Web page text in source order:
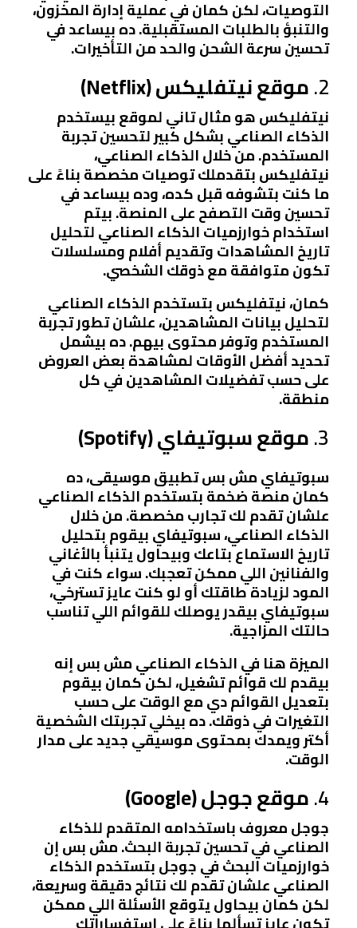
التوصيات، لكن كمان في عملية إدارة المخزون،
والتنبؤ بالطلبات المستقبلية. ده بيساعد في
تحسين سرعة الشحن والحد من التأخيرات.
2. موقع نيتفليكس (Netflix)
نيتفليكس هو مثال تاني لموقع بيستخدم
الذكاء الصناعي بشكل كبير لتحسين تجربة
المستخدم. من خلال الذكاء الصناعي،
نيتفليكس بتقدملك توصيات مخصصة بناءً على
ما كنت بتشوفه قبل كده، وده بيساعد في
تحسين وقت التصفح على المنصة. بيتم
استخدام خوارزميات الذكاء الصناعي لتحليل
تاريخ المشاهدات وتقديم أفلام ومسلسلات
تكون متوافقة مع ذوقك الشخصي.
كمان، نيتفليكس بتستخدم الذكاء الصناعي
لتحليل بيانات المشاهدين، علشان تطور تجربة
المستخدم وتوفر محتوى بيهم. ده بيشمل
تحديد أفضل الأوقات لمشاهدة بعض العروض
على حسب تفضيلات المشاهدين في كل
منطقة.
3. موقع سبوتيفاي (Spotify)
سبوتيفاي مش بس تطبيق موسيقى، ده
كمان منصة ضخمة بتستخدم الذكاء الصناعي
علشان تقدم لك تجارب مخصصة. من خلال
الذكاء الصناعي، سبوتيفاي بيقوم بتحليل
تاريخ الاستماع بتاعك وبيحاول يتنبأ بالأغاني
والفنانين اللي ممكن تعجبك. سواء كنت في
المود لزيادة طاقتك أو لو كنت عايز تسترخي،
سبوتيفاي بيقدر يوصلك للقوائم اللي تناسب
حالتك المزاجية.
الميزة هنا في الذكاء الصناعي مش بس إنه
بيقدم لك قوائم تشغيل، لكن كمان بيقوم
بتعديل القوائم دي مع الوقت على حسب
التغيرات في ذوقك. ده بيخلي تجربتك الشخصية
أكتر ويمدك بمحتوى موسيقي جديد على مدار
الوقت.
4. موقع جوجل (Google)
جوجل معروف باستخدامه المتقدم للذكاء
الصناعي في تحسين تجربة البحث. مش بس إن
خوارزميات البحث في جوجل بتستخدم الذكاء
الصناعي علشان تقدم لك نتائج دقيقة وسريعة،
لكن كمان بيحاول يتوقع الأسئلة اللي ممكن